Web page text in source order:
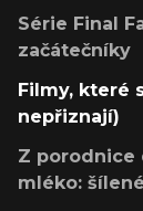
Série Final
začátečníky
Filmy, které
nepřiznají)
Z porodnice
mléko: